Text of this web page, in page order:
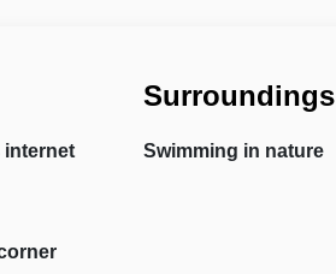
internet
Surroundings
Swimming in nature